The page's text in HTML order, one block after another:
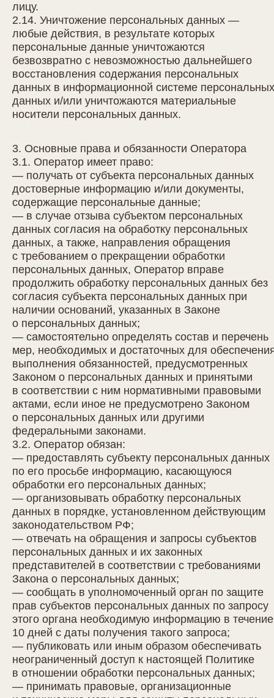
лицу.
2.14. Уничтожение персональных данных —
любые действия, в результате которых
персональные данные уничтожаются
безвозвратно с невозможностью дальнейшего
восстановления содержания персональных
данных в информационной системе персональных
данных и/или уничтожаются материальные
носители персональных данных.
3. Основные права и обязанности Оператора
3.1. Оператор имеет право:
— получать от субъекта персональных данных
достоверные информацию и/или документы,
содержащие персональные данные;
— в случае отзыва субъектом персональных
данных согласия на обработку персональных
данных, а также, направления обращения
с требованием о прекращении обработки
персональных данных, Оператор вправе
продолжить обработку персональных данных без
согласия субъекта персональных данных при
наличии оснований, указанных в Законе
о персональных данных;
— самостоятельно определять состав и перечень
мер, необходимых и достаточных для
выполнения обязанностей, предусмотренных
Законом о персональных данных и принятыми
в соответствии с ним нормативными правовыми
актами, если иное не предусмотрено Законом
о персональных данных или другими
федеральными законами.
3.2. Оператор обязан:
— предоставлять субъекту персональных данных
по его просьбе информацию, касающуюся
обработки его персональных данных;
— организовывать обработку персональных
данных в порядке, установленном действующим
законодательством РФ;
— отвечать на обращения и запросы субъектов
персональных данных и их законных
представителей в соответствии с требованиями
Закона о персональных данных;
— сообщать в уполномоченный орган по защите
прав субъектов персональных данных по запросу
этого органа необходимую информацию в течение
10 дней с даты получения такого запроса;
— публиковать или иным образом обеспечивать
неограниченный доступ к настоящей Политике
в отношении обработки персональных данных;
— принимать правовые, организационные